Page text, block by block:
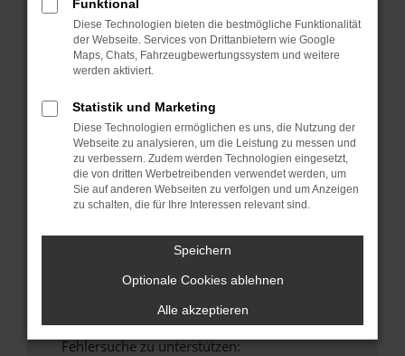
Fenster?
Starte dein Gerät neu.
Das kann manchmal helfen, vorübergehende
Probleme zu beheben.
Stelle sicher, dass dein Browser und dein
Betriebssystem auf dem neuesten Stand
sind.
Veraltete Software birgt nicht nur ein
Sicherheitsrisiko, sondern kann auch dazu
führen, dass bestimmte Funktionen nicht mehr
Wende dich an den Webseitenbetreiber.
hast, kontaktiere uns bitte. Wir werden
versuchen, das Problem zu beheben. Du kannst
uns diesen Text schicken, um uns bei der
Fehlersuche zu unterstützen:
Funktional
Diese Technologien bieten die bestmögliche Funktionalität
der Webseite. Services von Drittanbietern wie Google
Maps, Chats, Fahrzeugbewertungssystem und weitere
werden aktiviert.
Statistik und Marketing
Diese Technologien ermöglichen es uns, die Nutzung der
Webseite zu analysieren, um die Leistung zu messen und
zu verbessern. Zudem werden Technologien eingesetzt,
die von dritten Werbetreibenden verwendet werden, um
Sie auf anderen Webseiten zu verfolgen und um Anzeigen
zu schalten, die für Ihre Interessen relevant sind.
Speichern
Optionale Cookies ablehnen
Alle akzeptieren